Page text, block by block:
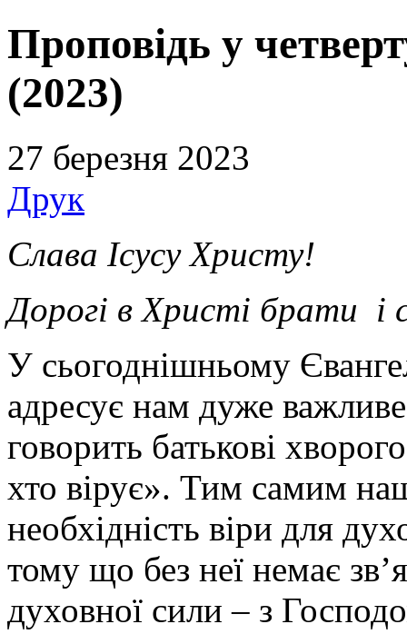
Проповідь у
(2023)
27 березня 2023
Друк
Слава Ісусу Христу!
Дорогі в Христі брати і
У сьогоднішньому
адресує нам дуже
говорить батькові
хто вірує». Тим самим
необхідність віри для
тому що без неї немає
духовної сили – з